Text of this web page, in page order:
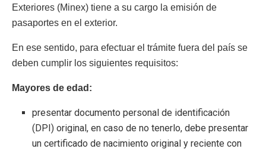
Exteriores (Minex) tiene a su cargo la emisión de
pasaportes en el exterior.
En ese sentido, para efectuar el trámite fuera del país se
deben cumplir los siguientes requisitos:
Mayores de edad:
presentar documento personal de identificación
(DPI) original, en caso de no tenerlo, debe presentar
un certificado de nacimiento original y reciente con